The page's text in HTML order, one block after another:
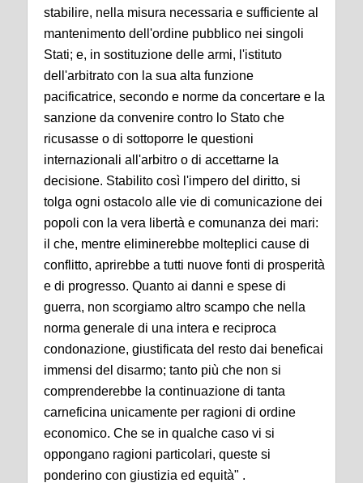
stabilire, nella misura necessaria e sufficiente al
mantenimento dell'ordine pubblico nei singoli
Stati; e, in sostituzione delle armi, l'istituto
dell'arbitrato con la sua alta funzione
pacificatrice, secondo e norme da concertare e la
sanzione da convenire contro lo Stato che
ricusasse o di sottoporre le questioni
internazionali all'arbitro o di accettarne la
decisione. Stabilito così l'impero del diritto, si
tolga ogni ostacolo alle vie di comunicazione dei
popoli con la vera libertà e comunanza dei mari:
il che, mentre eliminerebbe molteplici cause di
conflitto, aprirebbe a tutti nuove fonti di prosperità
e di progresso. Quanto ai danni e spese di
guerra, non scorgiamo altro scampo che nella
norma generale di una intera e reciproca
condonazione, giustificata del resto dai beneficai
immensi del disarmo; tanto più che non si
comprenderebbe la continuazione di tanta
carneficina unicamente per ragioni di ordine
economico. Che se in qualche caso vi si
oppongano ragioni particolari, queste si
ponderino con giustizia ed equità" .